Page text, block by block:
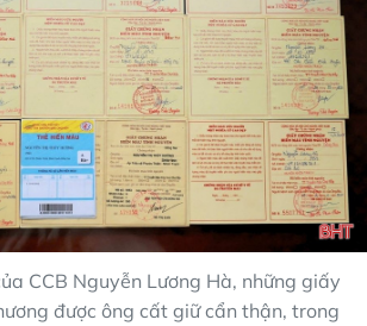
CCB Nguyễn Lương Hà, những giấy
được ông cất giữ cẩn thận, trong